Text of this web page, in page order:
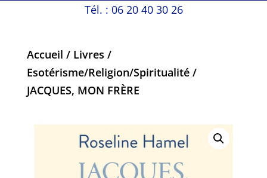
Tél. : 06 20 40 30 26
Accueil / Livres /
Esotérisme/Religion/Spiritualité/
JACQUES, MON FRÈRE